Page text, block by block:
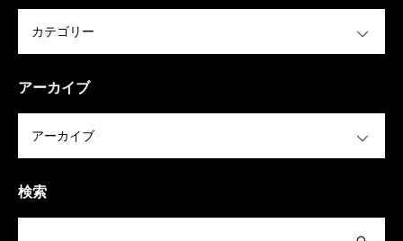
アーカイブ
検索